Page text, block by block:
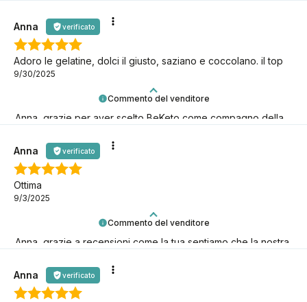
Commento del venditore
Anna, grazie per aver scelto BeKeto come compagno della
Anna verificato
Adoro le gelatine, dolci il giusto, saziano e coccolano. il top
9/30/2025
Commento del venditore
Anna, grazie a recensioni come la tua sentiamo che la nostra
Anna verificato
Ottima
9/3/2025
Anna verificato